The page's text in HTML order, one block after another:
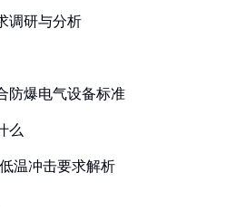
调研与分析
防爆电气设备标准
么
温冲击要求解析